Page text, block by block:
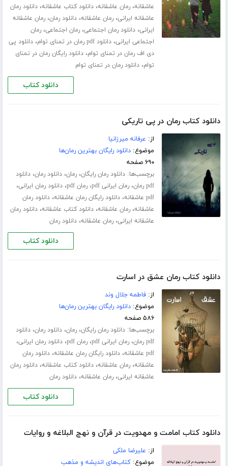
عاشقانه،رمان عاشقانه،دانلود کتاب عاشقانه،دانلود رمان
عاشقانه ایرانی،رمان عاشقانه،دانلود رمان،رمان عاشقانه
ایرانی،دانلود رمان اجتماعی،رمان اجتماعی،رمان
اجتماعی ایرانی،دانلود pdf رمان در تمنای توام ،دانلود پی
دی اف رمان در تمنای توام،دانلود رایگان رمان در تمنای
توام،دانلود رمان در تمنای توام
دانلود کتاب
دانلود کتاب رمان در پی تاریکی
از: عرفانه میرزانیا
موضوع:دانلود رایگان بهترین رمان‌ها
۶۹۰ صفحه
برچسب‌ها:دانلود رمان رایگان،رمان،دانلود رمان،دانلود
pdf رمان
،رمان ایرانی pdf ،رمان pdf ،دانلود رمان ایرانی،
pdf عاشقانه ،دانلود رایگان رمان عاشقانه،دانلود رمان
عاشقانه،رمان عاشقانه،دانلود کتاب عاشقانه،دانلود رمان
عاشقانه ایرانی،رمان عاشقانه،دانلود رمان
دانلود کتاب
دانلود کتاب رمان عشق در اسارت
از:فاطمه جلال‌ وند
موضوع:دانلود رایگان بهترین رمان‌ها
۵۸۶ صفحه
برچسب‌ها:دانلود رمان رایگان،رمان،دانلود رمان،دانلود
pdf رمان
،رمان ایرانی pdf ،رمان pdf ،دانلود رمان ایرانی،
pdf عاشقانه ،دانلود رایگان رمان عاشقانه،دانلود رمان
عاشقانه،رمان عاشقانه،دانلود کتاب عاشقانه،دانلود رمان
عاشقانه ایرانی،رمان عاشقانه،دانلود رمان
دانلود کتاب
دانلود کتاب امامت و مهدویت در قرآن و نهج البلاغه و روایات
از: علیرضا ملکی
موضوع:کتاب‌های اندیشه و مذهب